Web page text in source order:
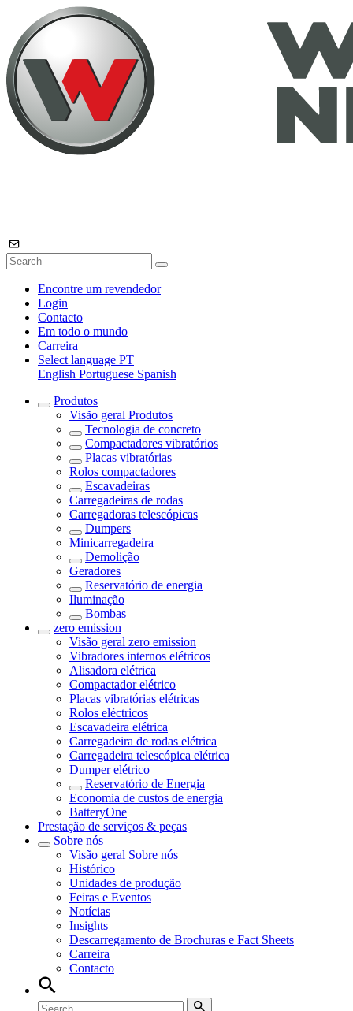
Encontre um revendedor
Login
Contacto
Em todo o mundo
Carreira
Select language PT
English Portuguese Spanish
Produtos
Visão geral Produtos
Tecnologia de concreto
Compactadores vibratórios
Placas vibratórias
Rolos compactadores
Escavadeiras
Carregadeiras de rodas
Carregadoras telescópicas
Dumpers
Minicarregadeira
Demolição
Geradores
Reservatório de energia
Iluminação
Bombas
zero emission
Visão geral zero emission
Vibradores internos elétricos
Alisadora elétrica
Compactador elétrico
Placas vibratórias elétricas
Rolos eléctricos
Escavadeira elétrica
Carregadeira de rodas elétrica
Carregadeira telescópica elétrica
Dumper elétrico
Reservatório de Energia
Economia de custos de energia
BatteryOne
Prestação de serviços & peças
Sobre nós
Visão geral Sobre nós
Histórico
Unidades de produção
Feiras e Eventos
Notícias
Insights
Descarregamento de Brochuras e Fact Sheets
Carreira
Contacto